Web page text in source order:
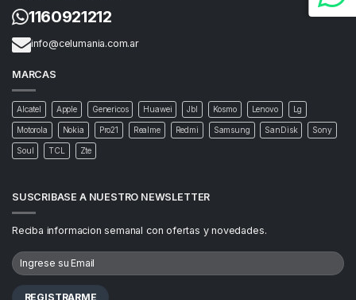
1160921212
info@celumania.com.ar
MARCAS
Alcatel Apple Genericos Huawei Jbl Kosmo Lenovo Lg
Motorola Nokia Pro21 Realme Redmi Samsung SanDisk Sony
Soul TCL Zte
SUSCRIBASE A NUESTRO NEWSLETTER
Reciba informacion semanal con ofertas y novedades.